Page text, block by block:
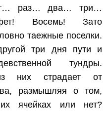
раз… два… три…
Восемь! Зато
таежные поселки.
три дня пути и
тундры.
них страдает от
размышляя о том,
ячейках или нет?